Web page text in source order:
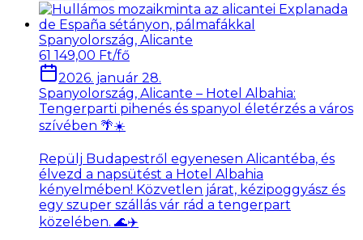
Spanyolország, Alicante
61 149,00 Ft/fő
2026. január 28.
Spanyolország, Alicante – Hotel Albahia:
Tengerparti pihenés és spanyol életérzés a város
szívében 🌴☀️
Repülj Budapestről egyenesen Alicantéba, és
élvezd a napsütést a Hotel Albahia
kényelmében! Közvetlen járat, kézipoggyász és
egy szuper szállás vár rád a tengerpart
közelében. 🌊✈️